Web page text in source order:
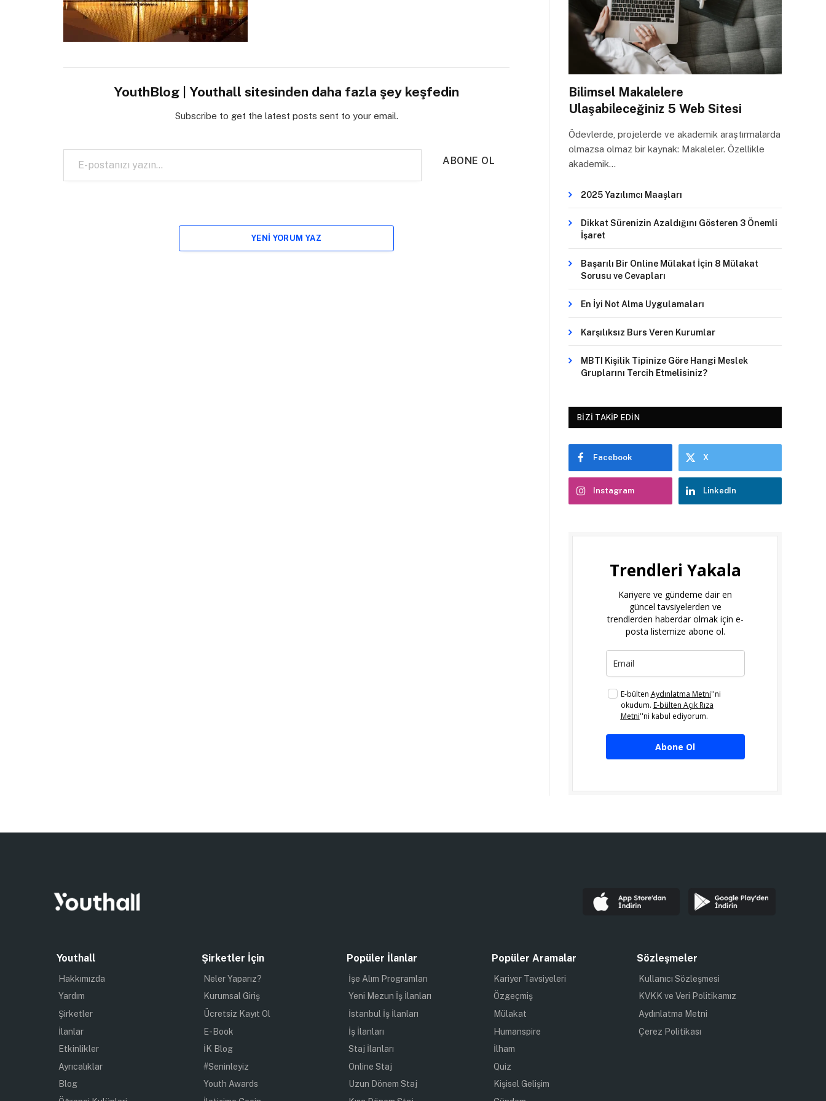
YouthBlog | Youthall sitesinden daha fazla şey keşfedin
Subscribe to get the latest posts sent to your email.
E-postanızı yazın…
ABONE OL
YENI YORUM YAZ
Bilimsel Makalelere
Ulaşabileceğiniz 5 Web Sitesi
Ödevlerde, projelerde ve akademik araştırmalarda
olmazsa olmaz bir kaynak: Makaleler. Özellikle
akademik…
2025 Yazılımcı Maaşları
Dikkat Sürenizin Azaldığını Gösteren 3 Önemli
İşaret
Başarılı Bir Online Mülakat İçin 8 Mülakat
Sorusu ve Cevapları
En İyi Not Alma Uygulamaları
Karşılıksız Burs Veren Kurumlar
MBTI Kişilik Tipinize Göre Hangi Meslek
Gruplarını Tercih Etmelisiniz?
BIZI TAKIP EDIN
Facebook X
Instagram LinkedIn
Trendleri Yakala
Kariyere ve gündeme dair en
güncel tavsiyelerden ve
trendlerden haberdar olmak için e-
posta listemize abone ol.
E-bülten Aydınlatma Metni''ni
okudum. E-bülten Açık Rıza
Metni''ni kabul ediyorum.
Abone Ol
Youthall
Hakkımızda
Yardım
Şirketler
İlanlar
Etkinlikler
Ayrıcalıklar
Blog
Şirketler İçin
Neler Yaparız?
Kurumsal Giriş
Ücretsiz Kayıt Ol
E-Book
İK Blog
#Seninleyiz
Youth Awards
Popüler İlanlar
İşe Alım Programları
Yeni Mezun İş İlanları
İstanbul İş İlanları
İş İlanları
Staj İlanları
Online Staj
Uzun Dönem Staj
Popüler Aramalar
Kariyer Tavsiyeleri
Özgeçmiş
Mülakat
Humanspire
İlham
Quiz
Kişisel Gelişim
Sözleşmeler
Kullanıcı Sözleşmesi
KVKK ve Veri Politikamız
Aydınlatma Metni
Çerez Politikası